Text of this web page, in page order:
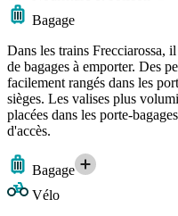
Bagage
Dans les trains Frecciarossa,
de bagages à emporter. Des
facilement rangés dans les
sièges. Les valises plus
placées dans les porte-
d'accès.
Bagage
Vélo